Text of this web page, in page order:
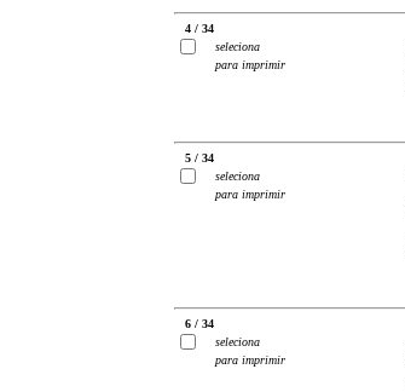
4 / 34
seleciona
para imprimir
5 / 34
seleciona
para imprimir
6 / 34
seleciona
para imprimir